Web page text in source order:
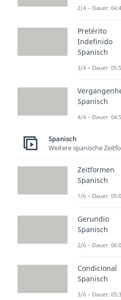
Endung–ar.
weg, erhältst
Wir haben dir
der
dargestellt,
Person
nosotros/-as
2/4 – Dauer:
Pretérito
Indefinido
Spanisch
3/4 – Dauer:
Spanisch
4/4 – Dauer:
Spanisch
Weitere spanische
Zeitformen
Spanisch
1/6 – Dauer:
Gerundio
Spanisch
2/6 – Dauer:
Condicional
Spanisch
3/6 – Dauer: